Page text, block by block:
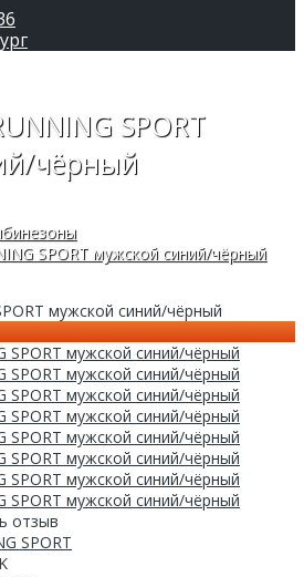
SPORT
чёрный
SPORT мужской синий/чёрный
мужской синий/чёрный
отзыв
SPORT